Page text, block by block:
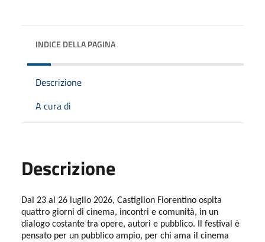
INDICE DELLA PAGINA
Descrizione
A cura di
Descrizione
Dal 23 al 26 luglio 2026, Castiglion Fiorentino ospita
quattro giorni di cinema, incontri e comunità, in un
dialogo costante tra opere, autori e pubblico. Il festival è
pensato per un pubblico ampio, per chi ama il cinema